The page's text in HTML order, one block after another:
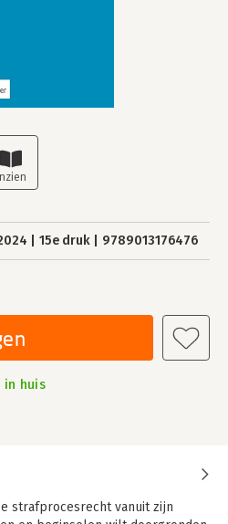
15e druk 9789013176476
in huis
strafprocesrecht vanuit zijn